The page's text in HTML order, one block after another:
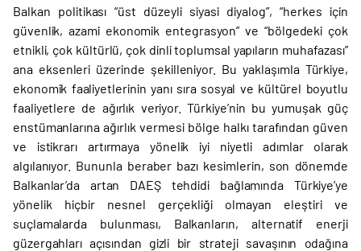
Balkan politikası “üst düzeyli siyasi diyalog”, “herkes için
güvenlik, azami ekonomik entegrasyon” ve “bölgedeki çok
etnikli, çok kültürlü, çok dinli toplumsal yapıların muhafazası”
ana eksenleri üzerinde şekilleniyor. Bu yaklaşımla Türkiye,
ekonomik faaliyetlerinin yanı sıra sosyal ve kültürel boyutlu
faaliyetlere de ağırlık veriyor. Türkiye’nin bu yumuşak güç
enstümanlarına ağırlık vermesi bölge halkı tarafından güven
ve istikrarı artırmaya yönelik iyi niyetli adımlar olarak
algılanıyor. Bununla beraber bazı kesimlerin, son dönemde
Balkanlar’da artan DAEŞ tehdidi bağlamında Türkiye’ye
yönelik hiçbir nesnel gerçekliği olmayan eleştiri ve
suçlamalarda bulunması, Balkanların, alternatif enerji
güzergahları açısından gizli bir strateji savaşının odağına